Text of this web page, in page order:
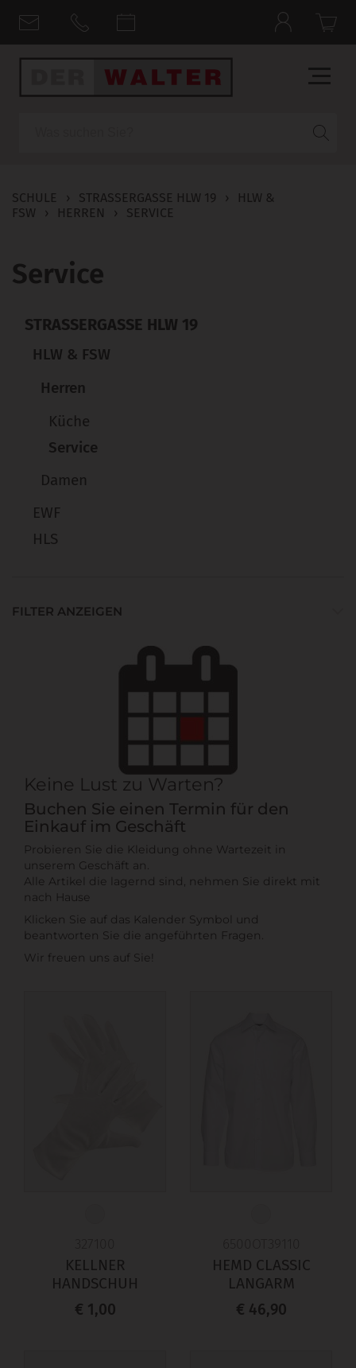
SCHULE › STRASSERGASSE HLW 19 ›
HLW &
FSW
› HERREN › SERVICE
Service
STRASSERGASSE HLW 19
HLW & FSW
Herren
Küche
Service
Damen
EWF
HLS
FILTER ANZEIGEN
Keine Lust zu Warten?
Buchen Sie einen Termin für den
Einkauf im Geschäft
Probieren Sie die Kleidung ohne Wartezeit in
unserem Geschäft an.
Alle Artikel die lagernd sind, nehmen Sie direkt mit
nach Hause
Klicken Sie auf das Kalender Symbol und
beantworten Sie die angeführten Fragen.
Wir freuen uns auf Sie!
KELLNER
HANDSCHUH
€ 1,00
HEMD CLASSIC
LANGARM
€ 46,90